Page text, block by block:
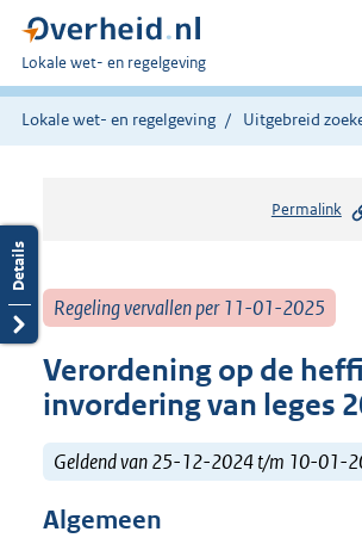
U
bent
hier:
Lokale wet- en regelgeving
Lokale wet- en regelgeving Uitgebreid
Permalink
Regeling vervallen per 11-01-2025
Verordening op de
invordering van leges
Geldend van 25-12-2024 t/m 10-01-
Algemeen